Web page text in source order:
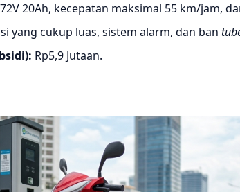
20Ah, kecepatan maksimal 55 km/jam,
yang cukup luas, sistem alarm, dan ban
Rp5,9 Jutaan.